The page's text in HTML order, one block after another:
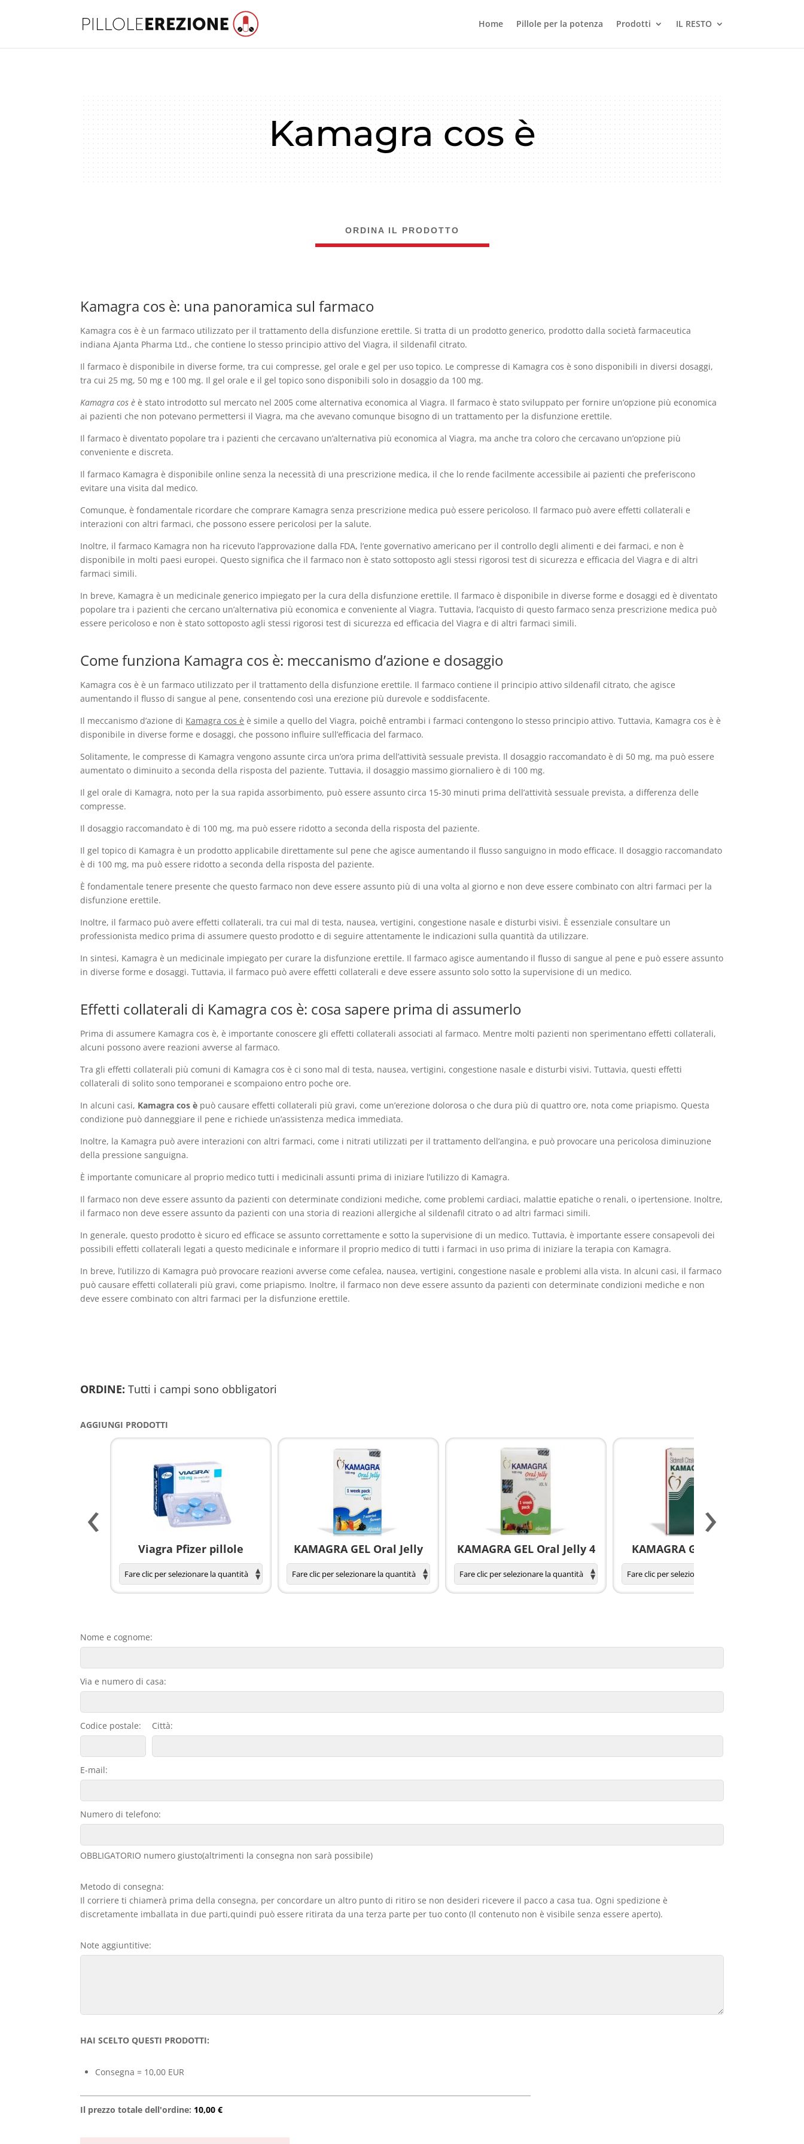
Home Pillole per la potenza Prodotti IL RESTO
Kamagra cos è
ORDINA IL PRODOTTO
Kamagra cos è: una panoramica sul farmaco
Kamagra cos è è un farmaco utilizzato per il trattamento della disfunzione erettile. Si tratta di un prodotto generico, prodotto dalla società farmaceutica
indiana Ajanta Pharma Ltd., che contiene lo stesso principio attivo del Viagra, il sildenafil citrato.
Il farmaco è disponibile in diverse forme, tra cui compresse, gel orale e gel per uso topico. Le compresse di Kamagra cos è sono disponibili in diversi dosaggi,
tra cui 25 mg, 50 mg e 100 mg. Il gel orale e il gel topico sono disponibili solo in dosaggio da 100 mg.
Kamagra cos è è stato introdotto sul mercato nel 2005 come alternativa economica al Viagra. Il farmaco è stato sviluppato per fornire un’opzione più economica
ai pazienti che non potevano permettersi il Viagra, ma che avevano comunque bisogno di un trattamento per la disfunzione erettile.
Il farmaco è diventato popolare tra i pazienti che cercavano un’alternativa più economica al Viagra, ma anche tra coloro che cercavano un’opzione più
conveniente e discreta.
Il farmaco Kamagra è disponibile online senza la necessità di una prescrizione medica, il che lo rende facilmente accessibile ai pazienti che preferiscono
evitare una visita dal medico.
Comunque, è fondamentale ricordare che comprare Kamagra senza prescrizione medica può essere pericoloso. Il farmaco può avere effetti collaterali e
interazioni con altri farmaci, che possono essere pericolosi per la salute.
Inoltre, il farmaco Kamagra non ha ricevuto l’approvazione dalla FDA, l’ente governativo americano per il controllo degli alimenti e dei farmaci, e non è
disponibile in molti paesi europei. Questo significa che il farmaco non è stato sottoposto agli stessi rigorosi test di sicurezza e efficacia del Viagra e di altri
farmaci simili.
In breve, Kamagra è un medicinale generico impiegato per la cura della disfunzione erettile. Il farmaco è disponibile in diverse forme e dosaggi ed è diventato
popolare tra i pazienti che cercano un’alternativa più economica e conveniente al Viagra. Tuttavia, l’acquisto di questo farmaco senza prescrizione medica può
essere pericoloso e non è stato sottoposto agli stessi rigorosi test di sicurezza ed efficacia del Viagra e di altri farmaci simili.
Come funziona Kamagra cos è: meccanismo d’azione e dosaggio
Kamagra cos è è un farmaco utilizzato per il trattamento della disfunzione erettile. Il farmaco contiene il principio attivo sildenafil citrato, che agisce
aumentando il flusso di sangue al pene, consentendo così una erezione più durevole e soddisfacente.
Il meccanismo d’azione di Kamagra cos è è simile a quello del Viagra, poichê entrambi i farmaci contengono lo stesso principio attivo. Tuttavia, Kamagra cos è è
disponibile in diverse forme e dosaggi, che possono influire sull’efficacia del farmaco.
Solitamente, le compresse di Kamagra vengono assunte circa un’ora prima dell’attività sessuale prevista. Il dosaggio raccomandato è di 50 mg, ma può essere
aumentato o diminuito a seconda della risposta del paziente. Tuttavia, il dosaggio massimo giornaliero è di 100 mg.
Il gel orale di Kamagra, noto per la sua rapida assorbimento, può essere assunto circa 15-30 minuti prima dell’attività sessuale prevista, a differenza delle
compresse.
Il dosaggio raccomandato è di 100 mg, ma può essere ridotto a seconda della risposta del paziente.
Il gel topico di Kamagra è un prodotto applicabile direttamente sul pene che agisce aumentando il flusso sanguigno in modo efficace. Il dosaggio raccomandato
è di 100 mg, ma può essere ridotto a seconda della risposta del paziente.
È fondamentale tenere presente che questo farmaco non deve essere assunto più di una volta al giorno e non deve essere combinato con altri farmaci per la
disfunzione erettile.
Inoltre, il farmaco può avere effetti collaterali, tra cui mal di testa, nausea, vertigini, congestione nasale e disturbi visivi. È essenziale consultare un
professionista medico prima di assumere questo prodotto e di seguire attentamente le indicazioni sulla quantità da utilizzare.
In sintesi, Kamagra è un medicinale impiegato per curare la disfunzione erettile. Il farmaco agisce aumentando il flusso di sangue al pene e può essere assunto
in diverse forme e dosaggi. Tuttavia, il farmaco può avere effetti collaterali e deve essere assunto solo sotto la supervisione di un medico.
Effetti collaterali di Kamagra cos è: cosa sapere prima di assumerlo
Prima di assumere Kamagra cos è, è importante conoscere gli effetti collaterali associati al farmaco. Mentre molti pazienti non sperimentano effetti collaterali,
alcuni possono avere reazioni avverse al farmaco.
Tra gli effetti collaterali più comuni di Kamagra cos è ci sono mal di testa, nausea, vertigini, congestione nasale e disturbi visivi. Tuttavia, questi effetti
collaterali di solito sono temporanei e scompaiono entro poche ore.
In alcuni casi, Kamagra cos è può causare effetti collaterali più gravi, come un’erezione dolorosa o che dura più di quattro ore, nota come priapismo. Questa
condizione può danneggiare il pene e richiede un’assistenza medica immediata.
Inoltre, la Kamagra può avere interazioni con altri farmaci, come i nitrati utilizzati per il trattamento dell’angina, e può provocare una pericolosa diminuzione
della pressione sanguigna.
È importante comunicare al proprio medico tutti i medicinali assunti prima di iniziare l’utilizzo di Kamagra.
Il farmaco non deve essere assunto da pazienti con determinate condizioni mediche, come problemi cardiaci, malattie epatiche o renali, o ipertensione. Inoltre,
il farmaco non deve essere assunto da pazienti con una storia di reazioni allergiche al sildenafil citrato o ad altri farmaci simili.
In generale, questo prodotto è sicuro ed efficace se assunto correttamente e sotto la supervisione di un medico. Tuttavia, è importante essere consapevoli dei
possibili effetti collaterali legati a questo medicinale e informare il proprio medico di tutti i farmaci in uso prima di iniziare la terapia con Kamagra.
In breve, l’utilizzo di Kamagra può provocare reazioni avverse come cefalea, nausea, vertigini, congestione nasale e problemi alla vista. In alcuni casi, il farmaco
può causare effetti collaterali più gravi, come priapismo. Inoltre, il farmaco non deve essere assunto da pazienti con determinate condizioni mediche e non
deve essere combinato con altri farmaci per la disfunzione erettile.
ORDINE: Tutti i campi sono obbligatori
AGGIUNGI PRODOTTI
Viagra Pfizer pillole KAMAGRA GEL Oral Jelly KAMAGRA GEL Oral Jelly 4 KAMAGRA GOLD pillole
‹ ›
Nome e cognome:
Via e numero di casa:
Codice postale: Città:
E-mail:
Numero di telefono:
OBBLIGATORIO numero giusto(altrimenti la consegna non sarà possibile)
Metodo di consegna:
Il corriere ti chiamerà prima della consegna, per concordare un altro punto di ritiro se non desideri ricevere il pacco a casa tua. Ogni spedizione è
discretamente imballata in due parti,quindi può essere ritirata da una terza parte per tuo conto (Il contenuto non è visibile senza essere aperto).
Note aggiuntitive:
HAI SCELTO QUESTI PRODOTTI:
Consegna = 10,00 EUR
Il prezzo totale dell'ordine: 10,00 €